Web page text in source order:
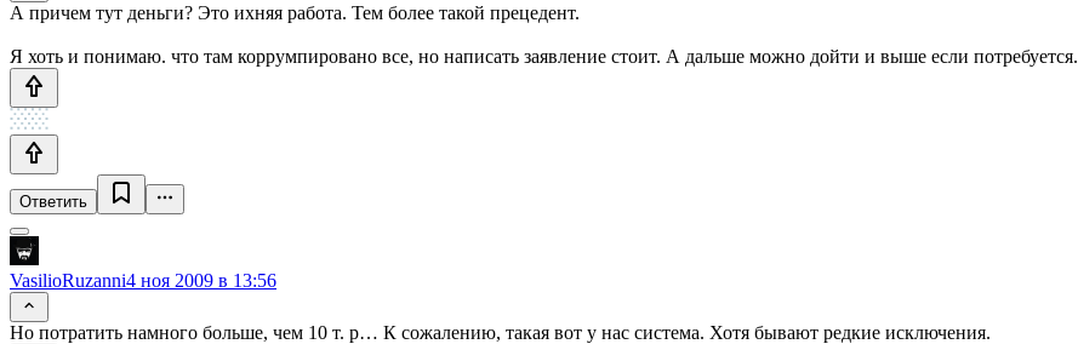
А причем тут деньги? Это ихняя работа. Тем более такой прецедент.
Я хоть и понимаю. что там коррумпировано все, но написать заявление стоит. А дальше можно дойти и выше если потребуется.
Ответить
VasilioRuzanni4 ноя 2009 в 13:56
Но потратить намного больше, чем 10 т. р… К сожалению, такая вот у нас система. Хотя бывают редкие исключения.